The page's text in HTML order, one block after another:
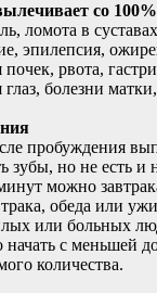
со
ломота в
эпилепсия,
почек, рвота,
глаз, болезни
пробуждения
зубы, но не есть и
можно
обеда или
или больных
с меньшей
количества.